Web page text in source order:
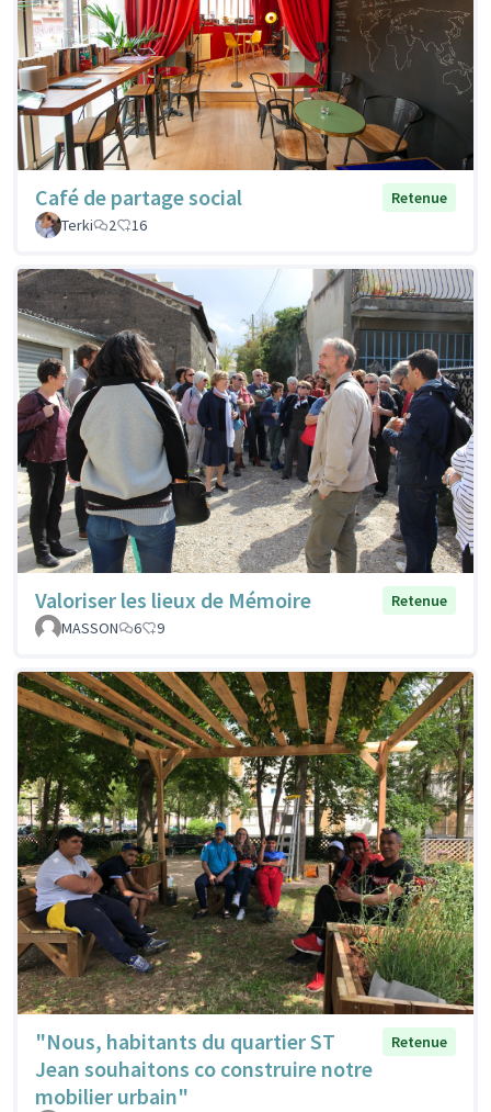
Café de partage social
Retenue
Terki
2 16
Valoriser les lieux de Mémoire
Retenue
MASSON
6 9
"Nous, habitants du quartier ST
Jean souhaitons co construire notre
mobilier urbain"
Retenue